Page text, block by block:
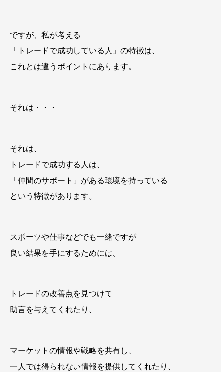
ですが、私が考える
「トレードで成功している人」の特徴は、
これとは違うポイントにあります。
それは・・・
それは、
トレードで成功する人は、
「仲間のサポート」がある環境を持っている
という特徴があります。
スポーツや仕事などでも一緒ですが
良い結果を手にするためには、
トレードの改善点を見つけて
助言を与えてくれたり、
マーケットの情報や戦略を共有し、
一人では得られない情報を提供してくれたり、